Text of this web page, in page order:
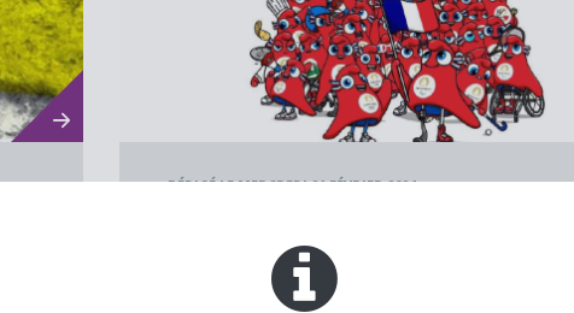
RÉDIGÉ LE MERCREDI 21 FÉVRIER 2024
PARALYMPIQUES DE PARIS 2024 !!!
ENFANCE-JEUNESSE